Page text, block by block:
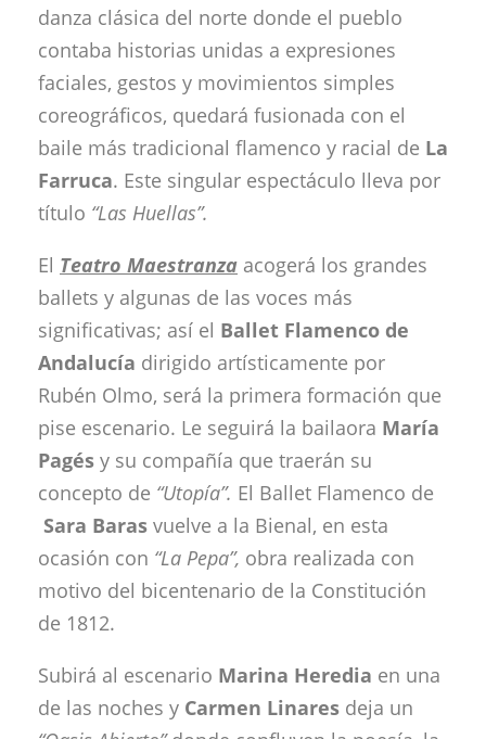
danza clásica del norte donde el pueblo
contaba historias unidas a expresiones
faciales, gestos y movimientos simples
coreográficos, quedará fusionada con el
baile más tradicional flamenco y racial de La
Farruca. Este singular espectáculo lleva por
título “Las Huellas”.
El Teatro Maestranza acogerá los grandes
ballets y algunas de las voces más
significativas; así el Ballet Flamenco de
Andalucía dirigido artísticamente por
Rubén Olmo, será la primera formación que
pise escenario. Le seguirá la bailaora María
Pagés y su compañía que traerán su
concepto de “Utopía”. El Ballet Flamenco de
Sara Baras vuelve a la Bienal, en esta
ocasión con “La Pepa”, obra realizada con
motivo del bicentenario de la Constitución
de 1812.
Subirá al escenario Marina Heredia en una
de las noches y Carmen Linares deja un